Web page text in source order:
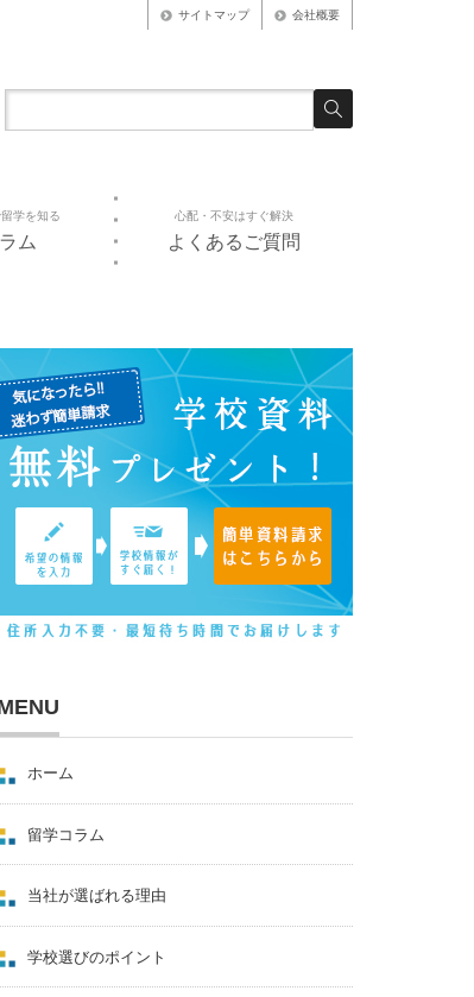
サイトマップ 会社概要
学を知る
ム
心配・不安はすぐ解決
よくあるご質問
ホーム
留学コラム
当社が選ばれる理由
学校選びのポイント